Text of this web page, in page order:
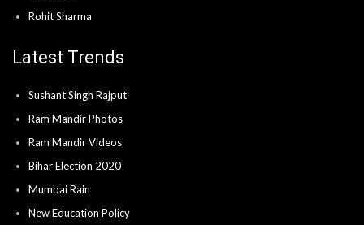
Rohit Sharma
Latest Trends
Sushant Singh Rajput
Ram Mandir Photos
Ram Mandir Videos
Bihar Election 2020
Mumbai Rain
New Education Policy